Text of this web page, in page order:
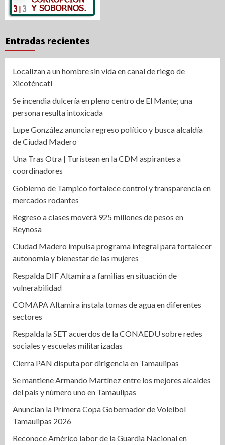
Entradas recientes
Localizan a un hombre sin vida en canal de riego de
Xicoténcatl
Se incendia dulcería en pleno centro de El Mante; una
persona resulta intoxicada
Lupe González anuncia regreso político y busca alcaldía
de Ciudad Madero
Una Tras Otra | Turistean en la CDM aspirantes a
coordinadores
Gobierno de Tampico fortalece control y transparencia en
mercados rodantes
Regreso a clases moverá 925 millones de pesos en
Reynosa
Ciudad Madero impulsa programa integral para fortalecer
autonomía y bienestar de las mujeres
Respalda DIF Altamira a familias en situación de
vulnerabilidad
COMAPA Altamira instala tomas de agua en diferentes
sectores
Respalda la SET acuerdos de la CONAEDU sobre redes
sociales y escuelas militarizadas
Cierra PAN disputa por dirigencia en Tamaulipas
Se mantiene Armando Martínez entre los mejores alcaldes
del país y número uno en Tamaulipas
Anuncian la Primera Copa Gobernador de Voleibol
Tamaulipas 2026
Reconoce Américo labor de la Guardia Nacional en